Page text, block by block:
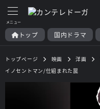
トップ 国内ドラマ
トップページ 映画 洋画
イノセントマン/仕組まれた罠